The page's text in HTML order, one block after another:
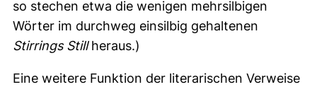
so stechen etwa die wenigen mehrsilbigen
Wörter im durchweg einsilbig gehaltenen
Stirrings Stillheraus.)
Eine weitere Funktion der literarischen Verweise